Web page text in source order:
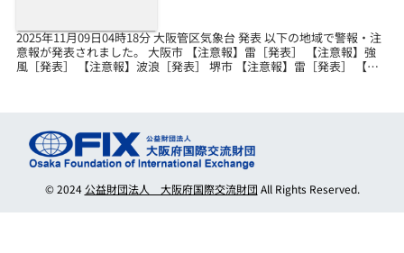
2025年11月09日04時18分 大阪管区気象台 発表 以下の地域で警報・注
意報が発表されました。 大阪市 【注意報】雷［発表］ 【注意報】強
風［発表］ 【注意報】波浪［発表］ 堺市 【注意報】雷［発表］ 【注
© 2024公益財団法人 大阪府国際交流財団 All Rights Reserved.